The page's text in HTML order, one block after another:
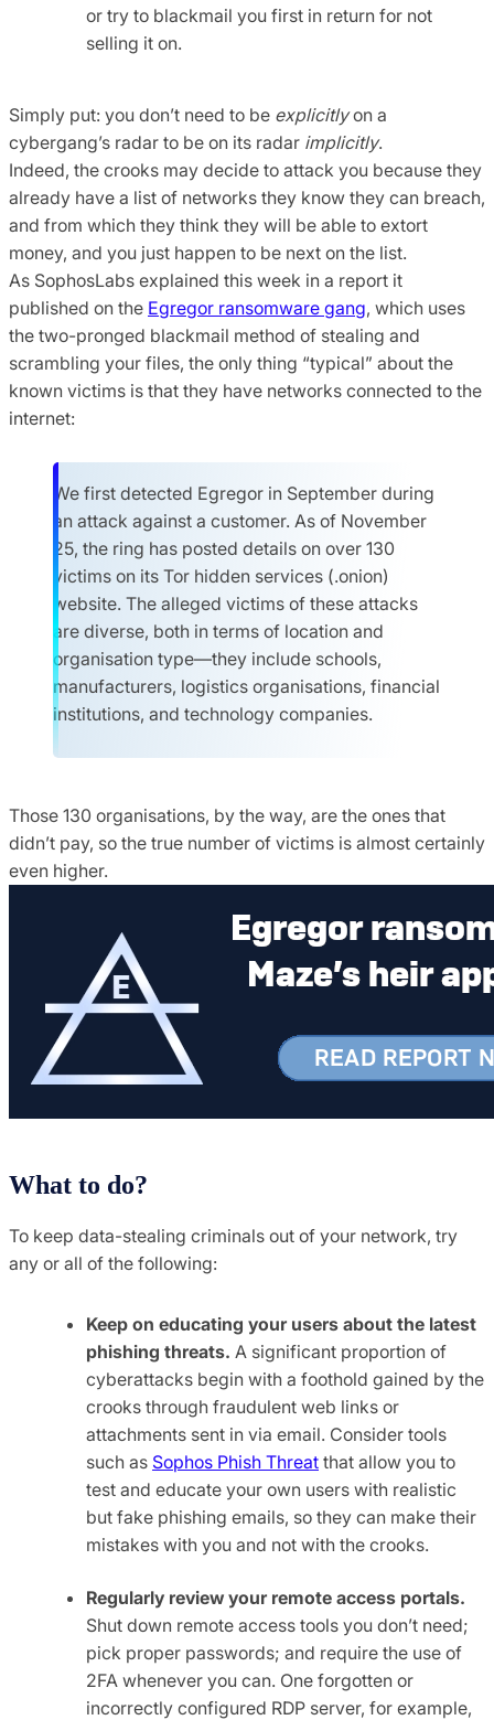
or try to blackmail you first in return for not
selling it on.
Simply put: you don’t need to be explicitlyon a
cybergang’s radar to be on its radar implicitly.
Indeed, the crooks may decide to attack you because they
already have a list of networks they know they can breach,
and from which they think they will be able to extort
money, and you just happen to be next on the list.
As SophosLabs explained this week in a report it
published on the Egregor ransomware gang, which uses
the two-pronged blackmail method of stealing and
scrambling your files, the only thing “typical” about the
known victims is that they have networks connected to the
internet:
We first detected Egregor in September during
an attack against a customer. As of November
25, the ring has posted details on over 130
victims on its Tor hidden services (.onion)
website. The alleged victims of these attacks
are diverse, both in terms of location and
organisation type—they include schools,
manufacturers, logistics organisations, financial
institutions, and technology companies.
Those 130 organisations, by the way, are the ones that
didn’t pay, so the true number of victims is almost certainly
even higher.
What to do?
To keep data-stealing criminals out of your network, try
any or all of the following:
Keep on educating your users about the latest
phishing threats. A significant proportion of
cyberattacks begin with a foothold gained by the
crooks through fraudulent web links or
attachments sent in via email. Consider tools
such as Sophos Phish Threat that allow you to
test and educate your own users with realistic
but fake phishing emails, so they can make their
mistakes with you and not with the crooks.
Regularly review your remote access portals.
Shut down remote access tools you don’t need;
pick proper passwords; and require the use of
2FA whenever you can. One forgotten or
incorrectly configured RDP server, for example,